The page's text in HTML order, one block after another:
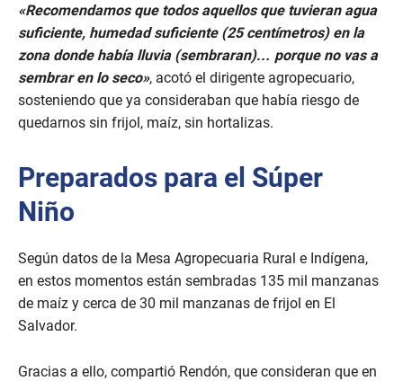
s
2
6
e
c
n
«Recomendamos que todos aquellos que tuvieran agua
suficiente, humedad suficiente (25 centímetros) en la
zona donde había lluvia (sembraran)… porque no vas a
sembrar en lo seco», acotó el dirigente agropecuario,
sosteniendo que ya consideraban que había riesgo de
quedarnos sin frijol, maíz, sin hortalizas.
Preparados para el Súper
Niño
Según datos de la Mesa Agropecuaria Rural e Indígena,
en estos momentos están sembradas 135 mil manzanas
de maíz y cerca de 30 mil manzanas de frijol en El
Salvador.
Gracias a ello, compartió Rendón, que consideran que en